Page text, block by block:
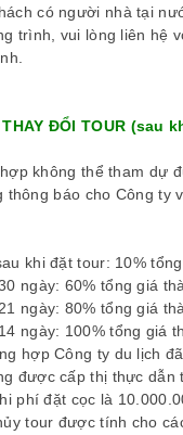
có người nhà tại
trình, vui lòng liên hệ
THAY ĐỔI TOUR (sau
không thể tham dự
thông báo cho Công ty
khi đặt tour: 10%
ngày: 60% tổng giá
ngày: 80% tổng giá
ngày: 100% tổng giá
hợp Công ty du lịch
được cấp thị thực dẫn
phí đặt cọc là
tour được tính cho